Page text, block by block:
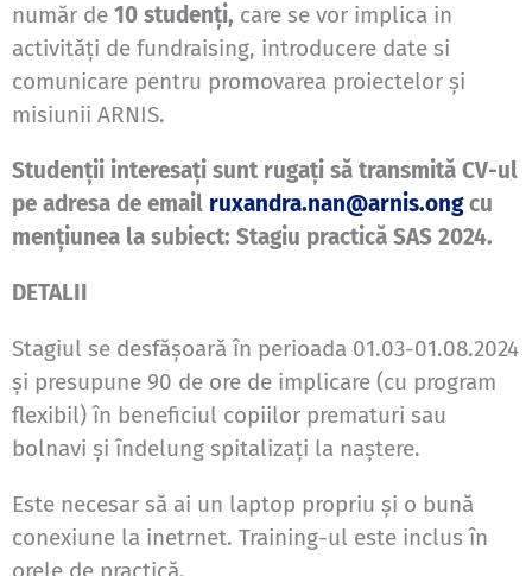
număr de10 studenți, care se vor implica in
activități de fundraising, introducere date si
comunicare pentru promovarea proiectelor și
misiunii ARNIS.
Studenții interesați sunt rugați să transmită CV-ul
pe adresa de email ruxandra.nan@arnis.ong cu
mențiunea la subiect: Stagiu practică SAS 2024.
DETALII
Stagiul se desfășoară în perioada 01.03-01.08.2024
și presupune 90 de ore de implicare (cu program
flexibil) în beneficiul copiilor prematuri sau
bolnavi și îndelung spitalizați la naștere.
Este necesar să ai un laptop propriu și o bună
conexiune la inetrnet. Training-ul este inclus în